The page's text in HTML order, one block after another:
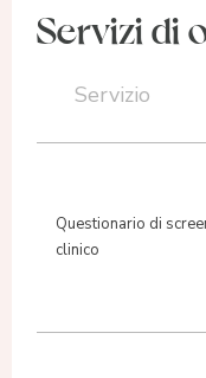
Servizi di
Servizio
Questionario di
clinico